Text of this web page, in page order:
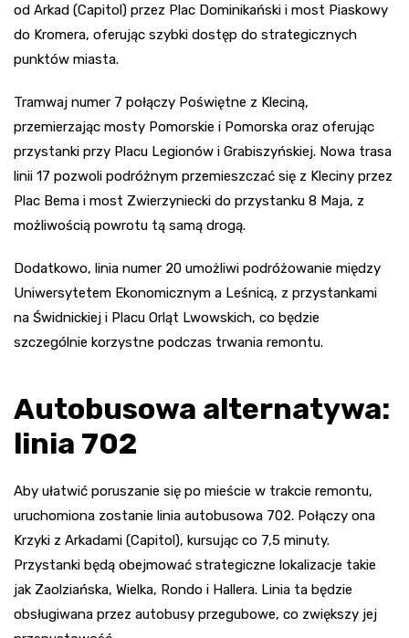
od Arkad (Capitol) przez Plac Dominikański i most Piaskowy
do Kromera, oferując szybki dostęp do strategicznych
punktów miasta.
Tramwaj numer 7 połączy Poświętne z Kleciną,
przemierzając mosty Pomorskie i Pomorska oraz oferując
przystanki przy Placu Legionów i Grabiszyńskiej. Nowa trasa
linii 17 pozwoli podróżnym przemieszczać się z Kleciny przez
Plac Bema i most Zwierzyniecki do przystanku 8 Maja, z
możliwością powrotu tą samą drogą.
Dodatkowo, linia numer 20 umożliwi podróżowanie między
Uniwersytetem Ekonomicznym a Leśnicą, z przystankami
na Świdnickiej i Placu Orląt Lwowskich, co będzie
szczególnie korzystne podczas trwania remontu.
Autobusowa alternatywa:
linia 702
Aby ułatwić poruszanie się po mieście w trakcie remontu,
uruchomiona zostanie linia autobusowa 702. Połączy ona
Krzyki z Arkadami (Capitol), kursując co 7,5 minuty.
Przystanki będą obejmować strategiczne lokalizacje takie
jak Zaolziańska, Wielka, Rondo i Hallera. Linia ta będzie
obsługiwana przez autobusy przegubowe, co zwiększy jej